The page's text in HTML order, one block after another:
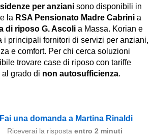
per anziani sono disponibili in
la RSA Pensionato Madre Cabrini a
di riposo G. Ascoli a Massa. Korian e
i principali fornitori di servizi per anziani,
e comfort. Per chi cerca soluzioni
trovare case di riposo con tariffe
grado di non autosufficienza.
Fai una domanda a Martina Rinaldi
Riceverai la risposta entro 2 minuti